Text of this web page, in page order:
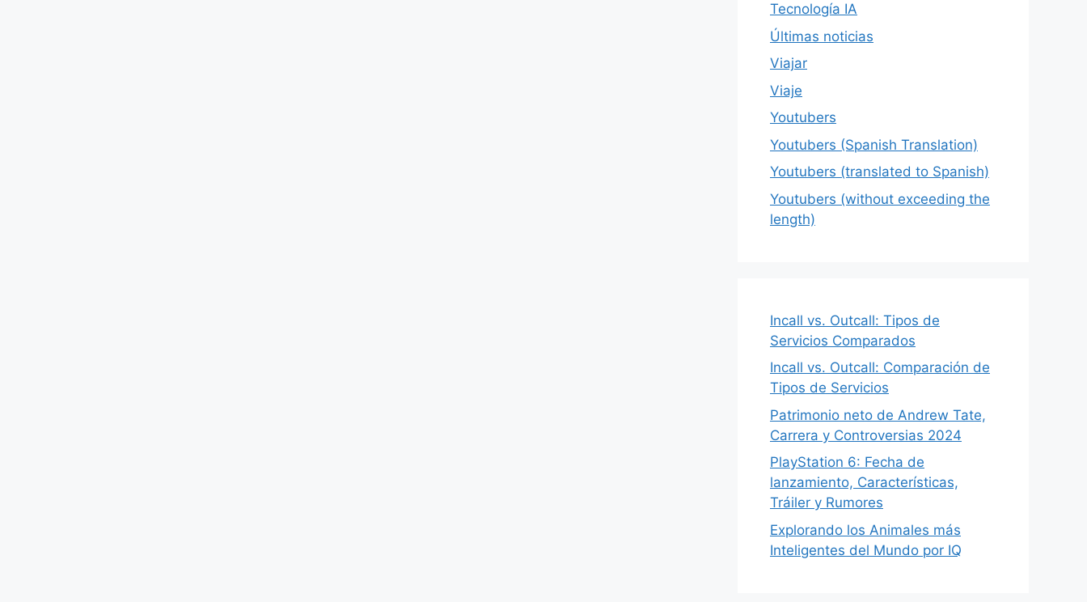
Tecnología IA
Últimas noticias
Viajar
Viaje
Youtubers
Youtubers (Spanish Translation)
Youtubers (translated to Spanish)
Youtubers (without exceeding the
length)
Incall vs. Outcall: Tipos de
Servicios Comparados
Incall vs. Outcall: Comparación de
Tipos de Servicios
Patrimonio neto de Andrew Tate,
Carrera y Controversias 2024
PlayStation 6: Fecha de
lanzamiento, Características,
Tráiler y Rumores
Explorando los Animales más
Inteligentes del Mundo por IQ